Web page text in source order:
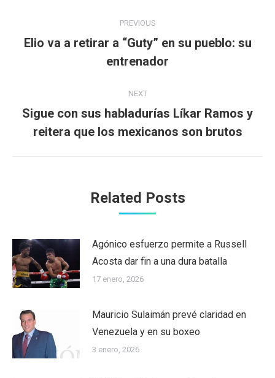
navigation
PREVIOUS
Previous
post:
Elio va a retirar a “Guty” en su pueblo: su
entrenador
NEXT
Next
post:
Sigue con sus habladurías Líkar Ramos y
reitera que los mexicanos son brutos
Related Posts
Agónico esfuerzo permite a Russell
Acosta dar fin a una dura batalla
17 enero, 2026
Mauricio Sulaimán prevé claridad en
Venezuela y en su boxeo
3 enero, 2026